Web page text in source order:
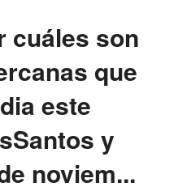
cuáles son
que
este
y
noviem...